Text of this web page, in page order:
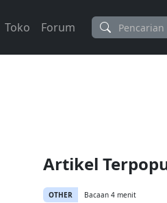
Toko Forum
Artikel
OTHER Bacaan 4 menit